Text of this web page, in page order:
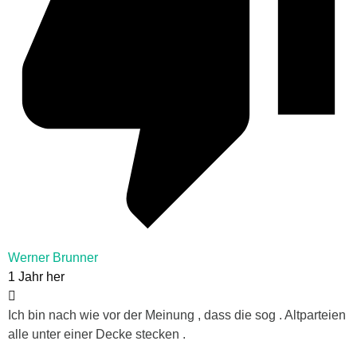
Werner Brunner
1 Jahr her
Ich bin nach wie vor der Meinung , dass die sog . Altparteien
alle unter einer Decke stecken .